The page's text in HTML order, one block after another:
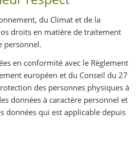
du Climat et de la
droits en matière de traitement
personnel.
en conformité avec le Règlement
européen et du Conseil du 27
des personnes physiques à
données à caractère personnel et
données qui est applicable depuis